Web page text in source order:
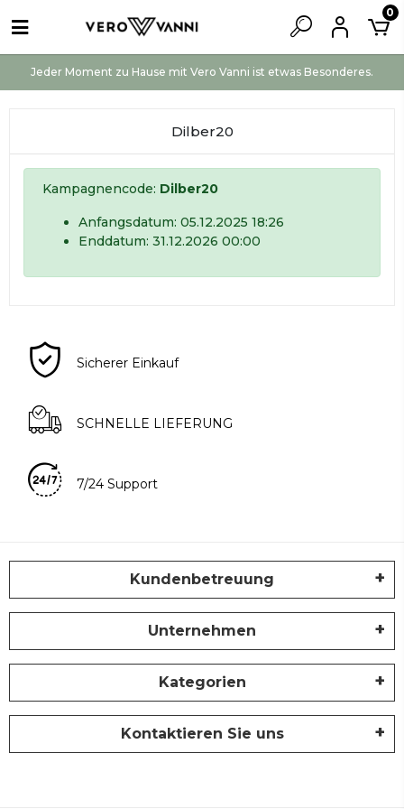
Jeder Moment zu Hause mit Vero Vanni ist etwas Besonderes.
0
Dilber20
Kampagnencode: Dilber20
Anfangsdatum: 05.12.2025 18:26
Enddatum: 31.12.2026 00:00
Sicherer Einkauf
SCHNELLE LIEFERUNG
7/24 Support
Kundenbetreuung
Unternehmen
Kategorien
Kontaktieren Sie uns